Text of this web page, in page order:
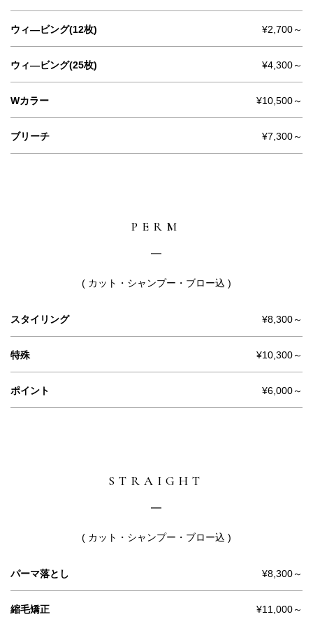
ウィ―ビング(12枚) ¥2,700～
ウィ―ビング(25枚) ¥4,300～
Wカラー ¥10,500～
ブリーチ ¥7,300～
PERM
( カット・シャンプー・ブロー込 )
スタイリング ¥8,300～
特殊 ¥10,300～
ポイント ¥6,000～
STRAIGHT
( カット・シャンプー・ブロー込 )
パーマ落とし ¥8,300～
縮毛矯正 ¥11,000～